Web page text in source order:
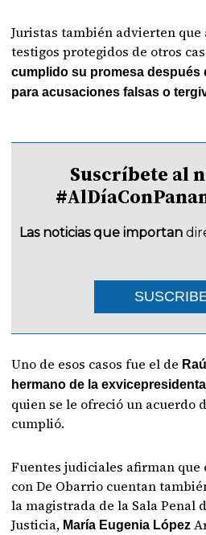
Juristas también advierten que
testigos protegidos de otros
cumplido su promesa después
para acusaciones falsas o
Suscríbete al
Las noticias que importan
Uno de esos casos fue el de
hermano de la
quien se le ofreció un acuerdo
cumplió.
Fuentes judiciales afirman que
con De Obarrio cuentan
la magistrada de la Sala Penal
Justicia, María Eugenia López